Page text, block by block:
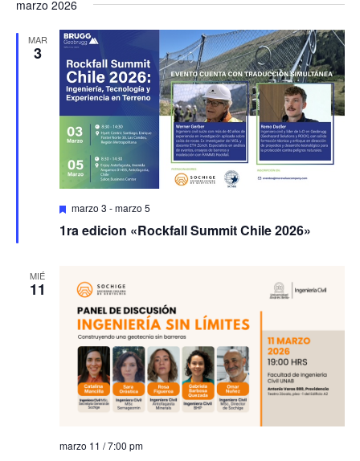
a
s
d
e
E
v
n
o
s
marzo 2026
MAR
3
Destacado
marzo 3 -marzo 5
1ra edicion «Rockfall Summit Chile 2026»
MIÉ
11
marzo 11 / 7:00 pm